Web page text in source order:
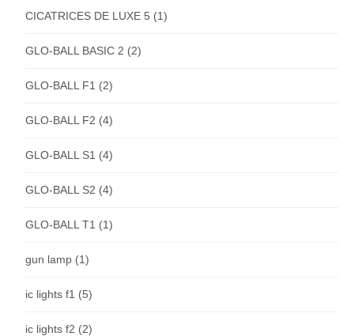
CICATRICES DE LUXE 5 (1)
GLO-BALL BASIC 2 (2)
GLO-BALL F1 (2)
GLO-BALL F2 (4)
GLO-BALL S1 (4)
GLO-BALL S2 (4)
GLO-BALL T1 (1)
gun lamp (1)
ic lights f1 (5)
ic lights f2 (2)